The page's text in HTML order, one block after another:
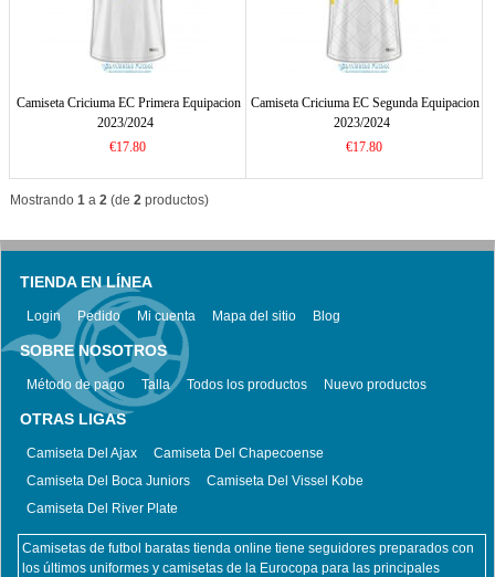
Camiseta Criciuma EC Primera Equipacion
2023/2024
€17.80
Camiseta Criciuma EC Segunda Equipacion
2023/2024
€17.80
Mostrando 1a 2(de 2productos)
TIENDA EN LÍNEA
Login Pedido Mi cuenta Mapa del sitio Blog
SOBRE NOSOTROS
Método de pago Talla Todos los productos Nuevo productos
OTRAS LIGAS
Camiseta Del Ajax
Camiseta Del Chapecoense
Camiseta Del Boca Juniors
Camiseta Del Vissel Kobe
Camiseta Del River Plate
Camisetas de futbol baratas tienda online tiene seguidores preparados con
los últimos uniformes y camisetas de la Eurocopa para las principales